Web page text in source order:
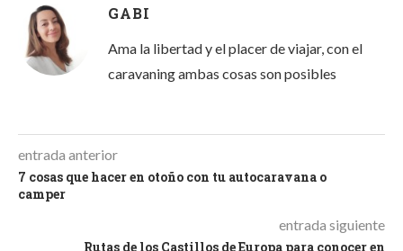
GABI
Ama la libertad y el placer de viajar, con el
caravaning ambas cosas son posibles
entrada anterior
7 cosas que hacer en otoño con tu autocaravana o
camper
entrada siguiente
Rutas de los Castillos de Europa para conocer en